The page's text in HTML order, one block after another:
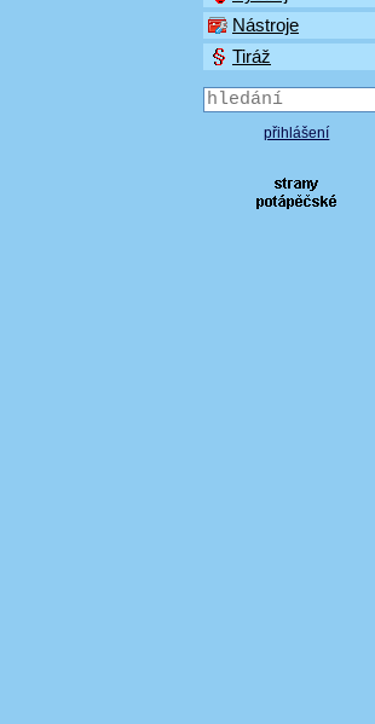
Nástroje
Tiráž
přihlášení